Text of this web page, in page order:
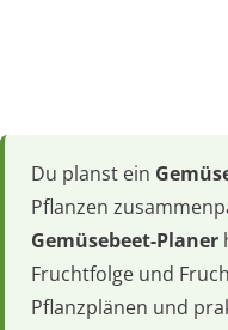
Du planst ein
Pflanzen
Gemüsebeet-Planer
Fruchtfolge und
Pflanzplänen und